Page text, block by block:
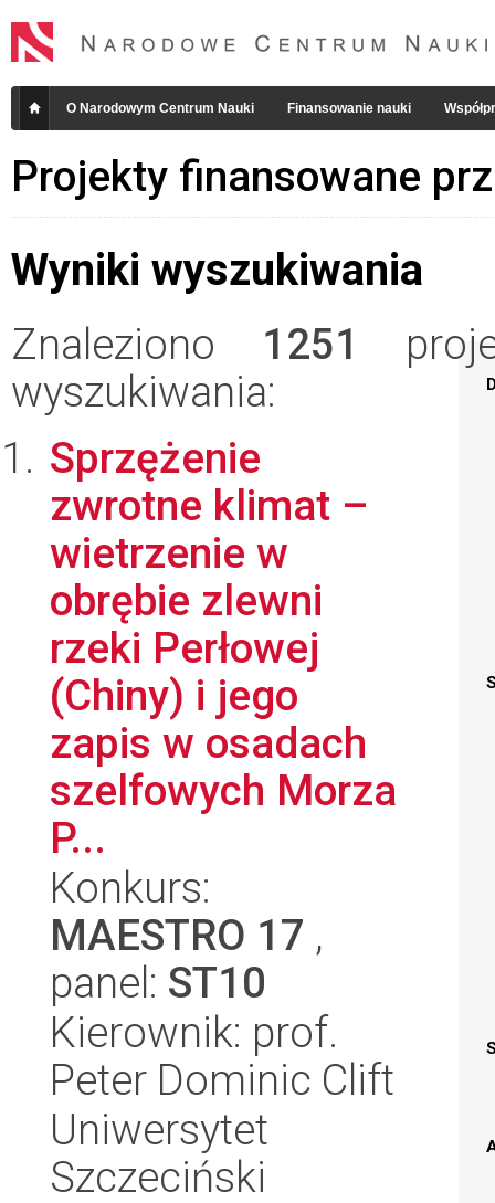
O Narodowym Centrum Nauki Finansowanie nauki
Projekty finansowane
Wyniki wyszukiwania
Znaleziono 1251
wyszukiwania:
Sprzężenie
zwrotne klimat –
wietrzenie w
obrębie zlewni
rzeki Perłowej
(Chiny) i jego
zapis w osadach
szelfowych Morza
P...
Konkurs:
MAESTRO 17 ,
panel: ST10
Kierownik: prof.
Peter Dominic Clift
Uniwersytet
Szczeciński